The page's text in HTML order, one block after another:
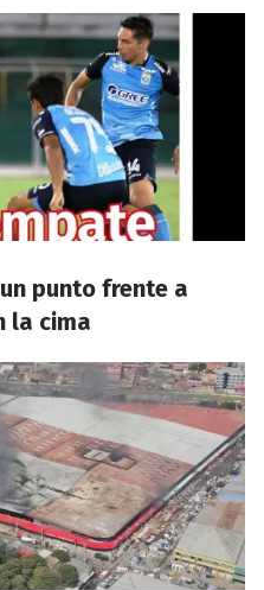
punto frente a
la cima